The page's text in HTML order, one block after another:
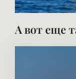
А вот еще